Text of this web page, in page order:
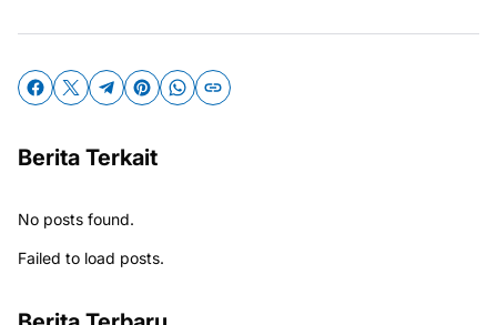
Berita Terkait
No posts found.
Failed to load posts.